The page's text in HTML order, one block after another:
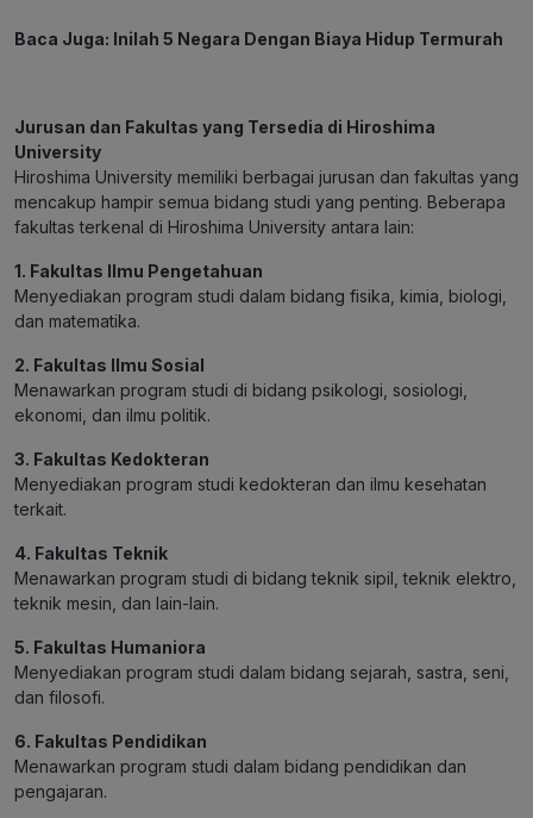
Baca Juga: Inilah 5 Negara Dengan Biaya Hidup Termurah
Jurusan dan Fakultas yang Tersedia di Hiroshima
University
Hiroshima University memiliki berbagai jurusan dan fakultas yang
mencakup hampir semua bidang studi yang penting. Beberapa
fakultas terkenal di Hiroshima University antara lain:
1. Fakultas Ilmu Pengetahuan
Menyediakan program studi dalam bidang fisika, kimia, biologi,
dan matematika.
2. Fakultas Ilmu Sosial
Menawarkan program studi di bidang psikologi, sosiologi,
ekonomi, dan ilmu politik.
3. Fakultas Kedokteran
Menyediakan program studi kedokteran dan ilmu kesehatan
terkait.
4. Fakultas Teknik
Menawarkan program studi di bidang teknik sipil, teknik elektro,
teknik mesin, dan lain-lain.
5. Fakultas Humaniora
Menyediakan program studi dalam bidang sejarah, sastra, seni,
dan filosofi.
6. Fakultas Pendidikan
Menawarkan program studi dalam bidang pendidikan dan
pengajaran.